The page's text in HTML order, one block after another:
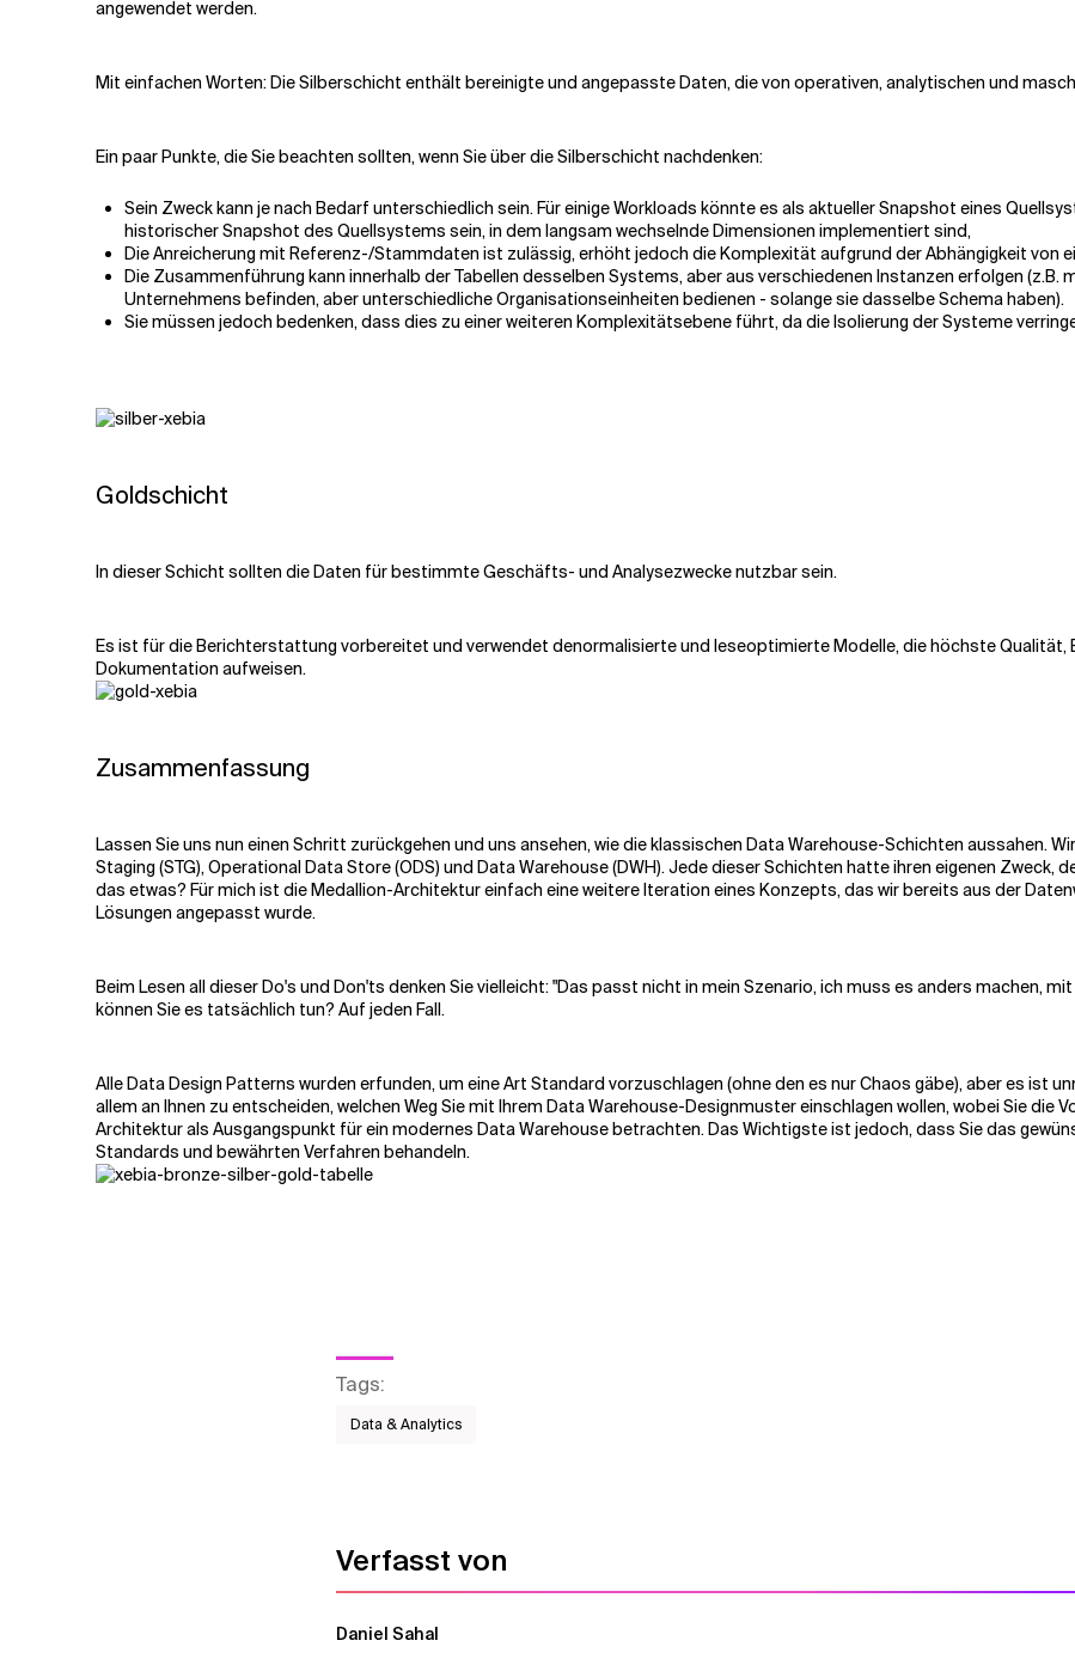
angewendet werden.
Mit einfachen Worten: Die Silberschicht enthält bereinigte und angepasste Daten, die von operativen, analytischen und
Ein paar Punkte, die Sie beachten sollten, wenn Sie über die Silberschicht nachdenken:
Sein Zweck kann je nach Bedarf unterschiedlich sein. Für einige Workloads könnte es als aktueller Snapshot eines
historischer Snapshot des Quellsystems sein, in dem langsam wechselnde Dimensionen implementiert sind,
Die Anreicherung mit Referenz-/Stammdaten ist zulässig, erhöht jedoch die Komplexität aufgrund der Abhängigkeit von
Die Zusammenführung kann innerhalb der Tabellen desselben Systems, aber aus verschiedenen Instanzen erfolgen (z.B.
Unternehmens befinden, aber unterschiedliche Organisationseinheiten bedienen - solange sie dasselbe Schema haben).
Sie müssen jedoch bedenken, dass dies zu einer weiteren Komplexitätsebene führt, da die Isolierung der Systeme
Goldschicht
In dieser Schicht sollten die Daten für bestimmte Geschäfts- und Analysezwecke nutzbar sein.
Es ist für die Berichterstattung vorbereitet und verwendet denormalisierte und leseoptimierte Modelle, die höchste Qualität,
Dokumentation aufweisen.
Zusammenfassung
Lassen Sie uns nun einen Schritt zurückgehen und uns ansehen, wie die klassischen Data Warehouse-Schichten aussahen.
Staging (STG), Operational Data Store (ODS) und Data Warehouse (DWH). Jede dieser Schichten hatte ihren eigenen Zweck,
das etwas? Für mich ist die Medallion-Architektur einfach eine weitere Iteration eines Konzepts, das wir bereits aus der
Lösungen angepasst wurde.
Beim Lesen all dieser Do's und Don'ts denken Sie vielleicht: "Das passt nicht in mein Szenario, ich muss es anders machen,
können Sie es tatsächlich tun? Auf jeden Fall.
Alle Data Design Patterns wurden erfunden, um eine Art Standard vorzuschlagen (ohne den es nur Chaos gäbe), aber es ist
allem an Ihnen zu entscheiden, welchen Weg Sie mit Ihrem Data Warehouse-Designmuster einschlagen wollen, wobei Sie die
Architektur als Ausgangspunkt für ein modernes Data Warehouse betrachten. Das Wichtigste ist jedoch, dass Sie das
Standards und bewährten Verfahren behandeln.
Tags:
Data & Analytics
Verfasst von
Daniel Sahal